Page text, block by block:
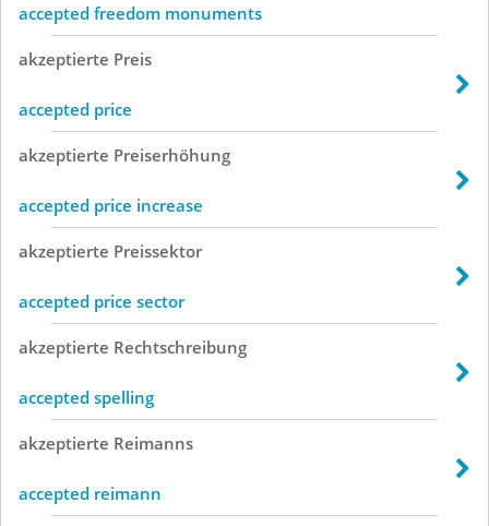
accepted freedom monuments
akzeptierte Preis
accepted price
akzeptierte Preiserhöhung
accepted price increase
akzeptierte Preissektor
accepted price sector
akzeptierte Rechtschreibung
accepted spelling
akzeptierte Reimanns
accepted reimann